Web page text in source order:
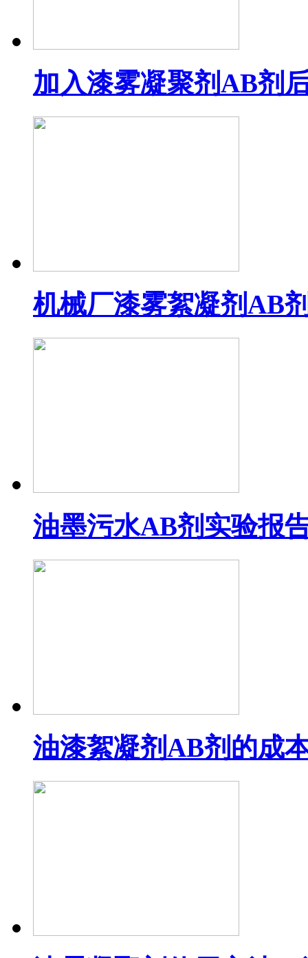
加入漆雾凝聚剂AB剂
机械厂漆雾絮凝剂AB
油墨污水AB剂实验报
油漆絮凝剂AB剂的成